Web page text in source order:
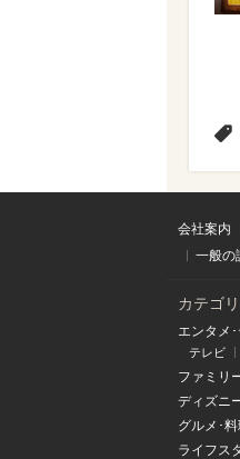
会社案内
一般の
カテゴ
エンタメ
テレビ
ファミリ
ディズニ
グルメ･料
ライフス